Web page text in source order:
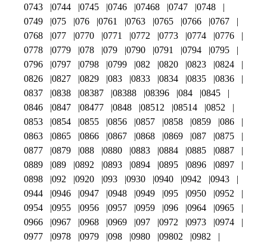
0743
0744 0745 0746 07468 0747
0748
0749
075 076 0761 0763 0765 0766
0767
0768
077 0770 0771 0772 0773 0774
0776
0778
0779 078 079 0790 0791 0794
0795
0796
0797 0798 0799 082 0820 0823
0824
0826
0827 0829 083 0833 0834 0835
0836
0837
0838 08387 08388 08396 084
0845
0846
0847 08477 0848 08512 08514
0852
0853
0854 0855 0856 0857 0858 0859
086
0863
0865 0866 0867 0868 0869 087
0875
0877
0879 088 0880 0883 0884 0885
0887
0889
089 0892 0893 0894 0895 0896
0897
0898
092 0920 093 0930 0940 0942
0943
0944
0946 0947 0948 0949 095 0950
0952
0954
0955 0956 0957 0959 096 0964
0965
0966
0967 0968 0969 097 0972 0973
0974
0977
0978 0979 098 0980 09802
0982